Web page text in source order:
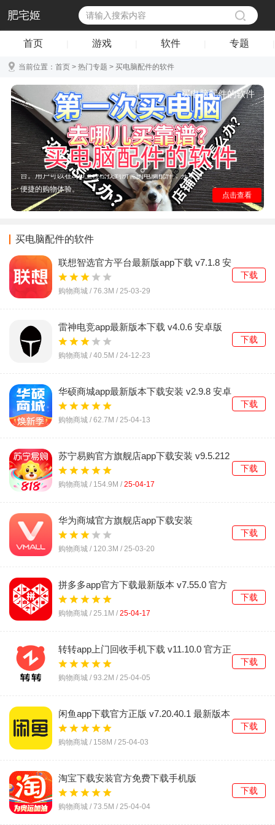
肥宅姬
首页 游戏 软件 专题
当前位置： 首页 > 热门专题 > 买电脑配件的软件
买电脑配件的软件
买电脑配件的软件APP推荐。作为中国最大的综合网购平
台，提供正品行货，商品品类覆盖电脑配件等，且拥有完
善的售后服务和快速配送体系，是购买电脑配件的优选平
台。用户可以在app上轻松找到所需的电脑配件，并享受
便捷的购物体验。
点击查看
买电脑配件的软件
联想智选官方平台最新版app下载 v7.1.8 安
卓版
购物商城 / 76.3M / 25-03-29
下载
雷神电竞app最新版本下载 v4.0.6 安卓版
购物商城 / 40.5M / 24-12-23
下载
华硕商城app最新版本下载安装 v2.9.8 安卓
版
购物商城 / 62.7M / 25-04-13
下载
苏宁易购官方旗舰店app下载安装 v9.5.212
安卓版
购物商城 / 154.9M / 25-04-17
下载
华为商城官方旗舰店app下载安装
v1.25.2.301 安卓版
购物商城 / 120.3M / 25-03-20
下载
拼多多app官方下载最新版本 v7.55.0 官方
正版
购物商城 / 25.1M / 25-04-17
下载
转转app上门回收手机下载 v11.10.0 官方正
版
购物商城 / 93.2M / 25-04-05
下载
闲鱼app下载官方正版 v7.20.40.1 最新版本
购物商城 / 158M / 25-04-03
下载
淘宝下载安装官方免费下载手机版
v10.48.0 最新版本
购物商城 / 73.5M / 25-04-04
下载